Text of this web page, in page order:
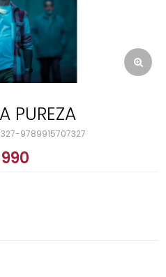
PUREZA
9789915707327
990